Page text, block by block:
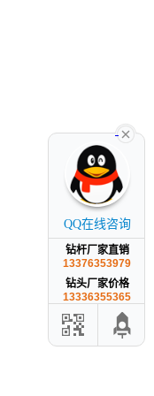
QQ在线咨询
钻杆厂家直销
13376353979
钻头厂家价格
13336355365